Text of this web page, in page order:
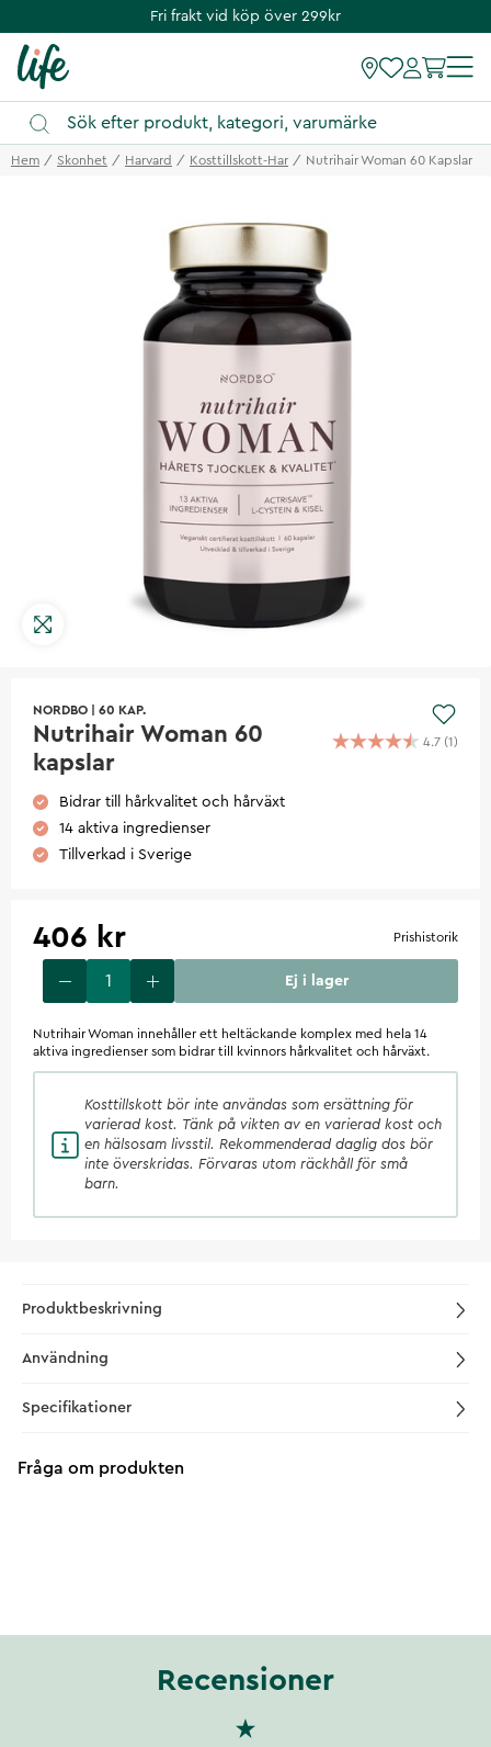
Fri frakt vid köp över 299kr
Hem Skonhet Harvard Kosttillskott-Har Nutrihair Woman 60 Kapslar
NORDBO 60 KAP.
Nutrihair Woman 60
kapslar
4.7 (1)
Bidrar till hårkvalitet och hårväxt
14 aktiva ingredienser
Tillverkad i Sverige
406 kr Prishistorik
Ej i lager
Nutrihair Woman innehåller ett heltäckande komplex med hela 14
aktiva ingredienser som bidrar till kvinnors hårkvalitet och hårväxt.
Kosttillskott bör inte användas som ersättning för
varierad kost. Tänk på vikten av en varierad kost och
en hälsosam livsstil. Rekommenderad daglig dos bör
inte överskridas. Förvaras utom räckhåll för små
barn.
Produktbeskrivning
Användning
Specifikationer
Fråga om produkten
Recensioner